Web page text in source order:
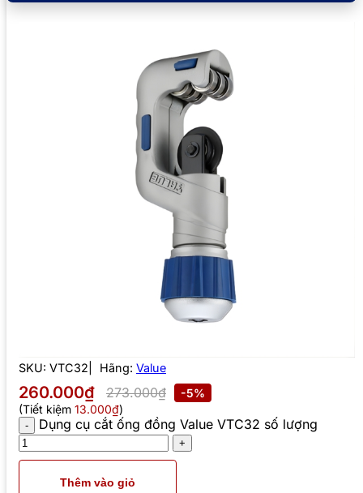
SKU: VTC32 Hãng: Value
260.000₫ 273.000₫
-5%
(Tiết kiệm 13.000₫)
Dụng cụ cắt ống đồng Value VTC32 số lượng
Thêm vào giỏ